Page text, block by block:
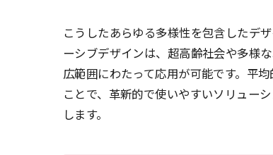
こうしたあらゆる多様性を包含したデ
ーシブデザインは、超高齢社会や多様
広範囲にわたって応用が可能です。平
ことで、革新的で使いやすいソリュー
します。